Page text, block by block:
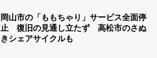
岡山市の「ももちゃり」サービス全面停
止 復旧の見通し立たず 高松市のさぬ
きシェアサイクルも